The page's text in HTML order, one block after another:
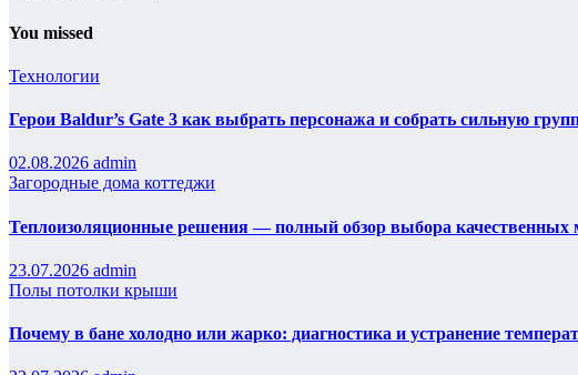
You missed
Технологии
Герои Baldur’s Gate 3 как выбрать персонажа и собрать сильную
02.08.2026 admin
Загородные дома коттеджи
Теплоизоляционные решения — полный обзор выбора качественных
23.07.2026 admin
Полы потолки крыши
Почему в бане холодно или жарко: диагностика и устранение